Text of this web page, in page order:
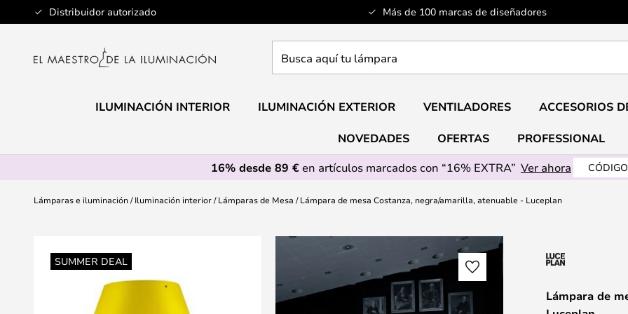
Distribuidor autorizado Más de 100 marcas de diseñadores
Ir
al
aquí
lámpara
ILUMINACIÓN INTERIOR ILUMINACIÓN EXTERIOR VENTILADORES ACCESORIOS
NOVEDADES OFERTAS
PROFESSIONAL
16% desde 89 €en artículos marcados con “16% EXTRA” Ver ahora
Lámparas e iluminación Iluminación interior Lámparas de Mesa Lámpara de mesa Costanza, negra/amarilla, atenuable - Luceplan
SUMMER DEAL
Lámpara de